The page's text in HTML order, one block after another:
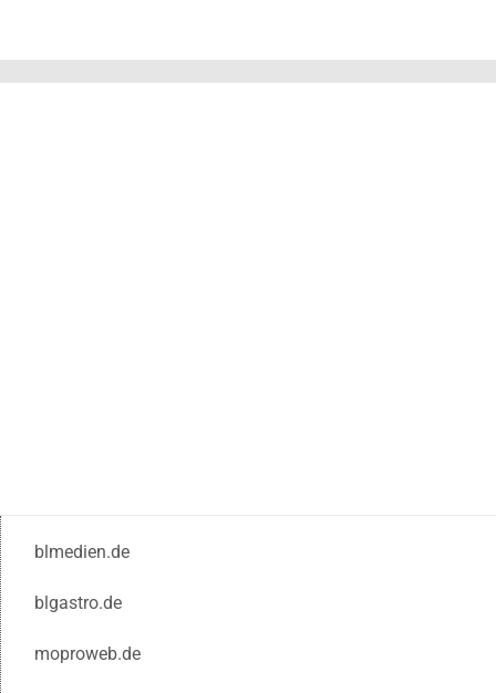
blmedien.de
blgastro.de
moproweb.de